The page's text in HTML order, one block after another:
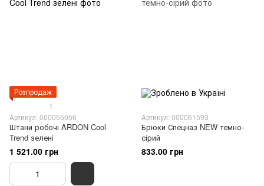
Розпродаж
1
Артикул: 000055056
Штани робочі ARDON Cool
Trend зелені
1 521.00 грн
Артикул: 000061593
Брюки Спецназ NEW темно-
сірий
833.00 грн